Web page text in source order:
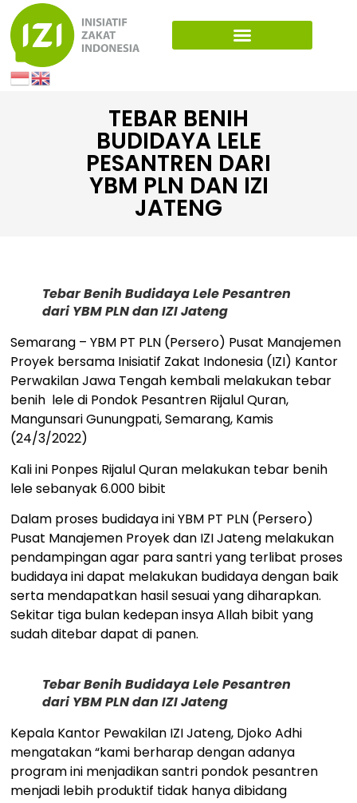
TEBAR BENIH
BUDIDAYA LELE
PESANTREN DARI
YBM PLN DAN IZI
JATENG
Tebar Benih Budidaya Lele Pesantren
dari YBM PLN dan IZI Jateng
Semarang – YBM PT PLN (Persero) Pusat Manajemen
Proyek bersama Inisiatif Zakat Indonesia (IZI) Kantor
Perwakilan Jawa Tengah kembali melakukan tebar
benih lele di Pondok Pesantren Rijalul Quran,
Mangunsari Gunungpati, Semarang, Kamis
(24/3/2022)
Kali ini Ponpes Rijalul Quran melakukan tebar benih
lele sebanyak 6.000 bibit
Dalam proses budidaya ini YBM PT PLN (Persero)
Pusat Manajemen Proyek dan IZI Jateng melakukan
pendampingan agar para santri yang terlibat proses
budidaya ini dapat melakukan budidaya dengan baik
serta mendapatkan hasil sesuai yang diharapkan.
Sekitar tiga bulan kedepan insya Allah bibit yang
sudah ditebar dapat di panen.
Tebar Benih Budidaya Lele Pesantren
dari YBM PLN dan IZI Jateng
Kepala Kantor Pewakilan IZI Jateng, Djoko Adhi
mengatakan “kami berharap dengan adanya
program ini menjadikan santri pondok pesantren
menjadi lebih produktif tidak hanya dibidang